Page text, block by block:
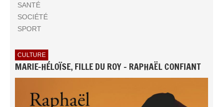
SANTÉ
SOCIÉTÉ
SPORT
CULTURE
MARIE-HÉLOÏSE, FILLE DU ROY - RAPHAËL CONFIANT